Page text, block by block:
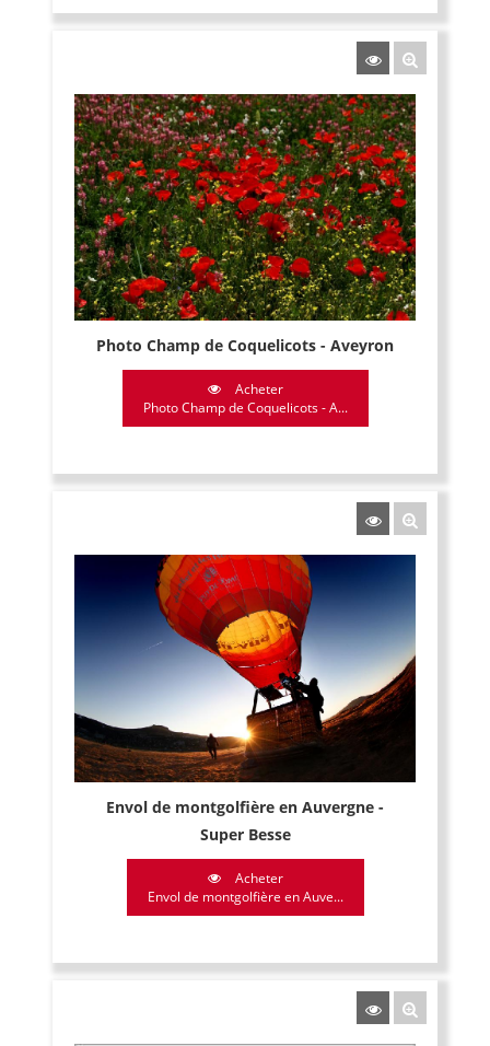
Photo Champ de Coquelicots - Aveyron
Acheter
Photo Champ de Coquelicots - A...
Envol de montgolfière en Auvergne -
Super Besse
Acheter
Envol de montgolfière en Auve...